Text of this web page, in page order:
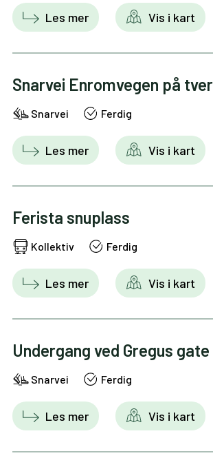
Les mer Vis i kart
Snarvei Enromvegen på
Snarvei Ferdig
Les mer Vis i kart
Ferista snuplass
Kollektiv Ferdig
Les mer Vis i kart
Undergang ved Gregus gate
Snarvei Ferdig
Les mer Vis i kart